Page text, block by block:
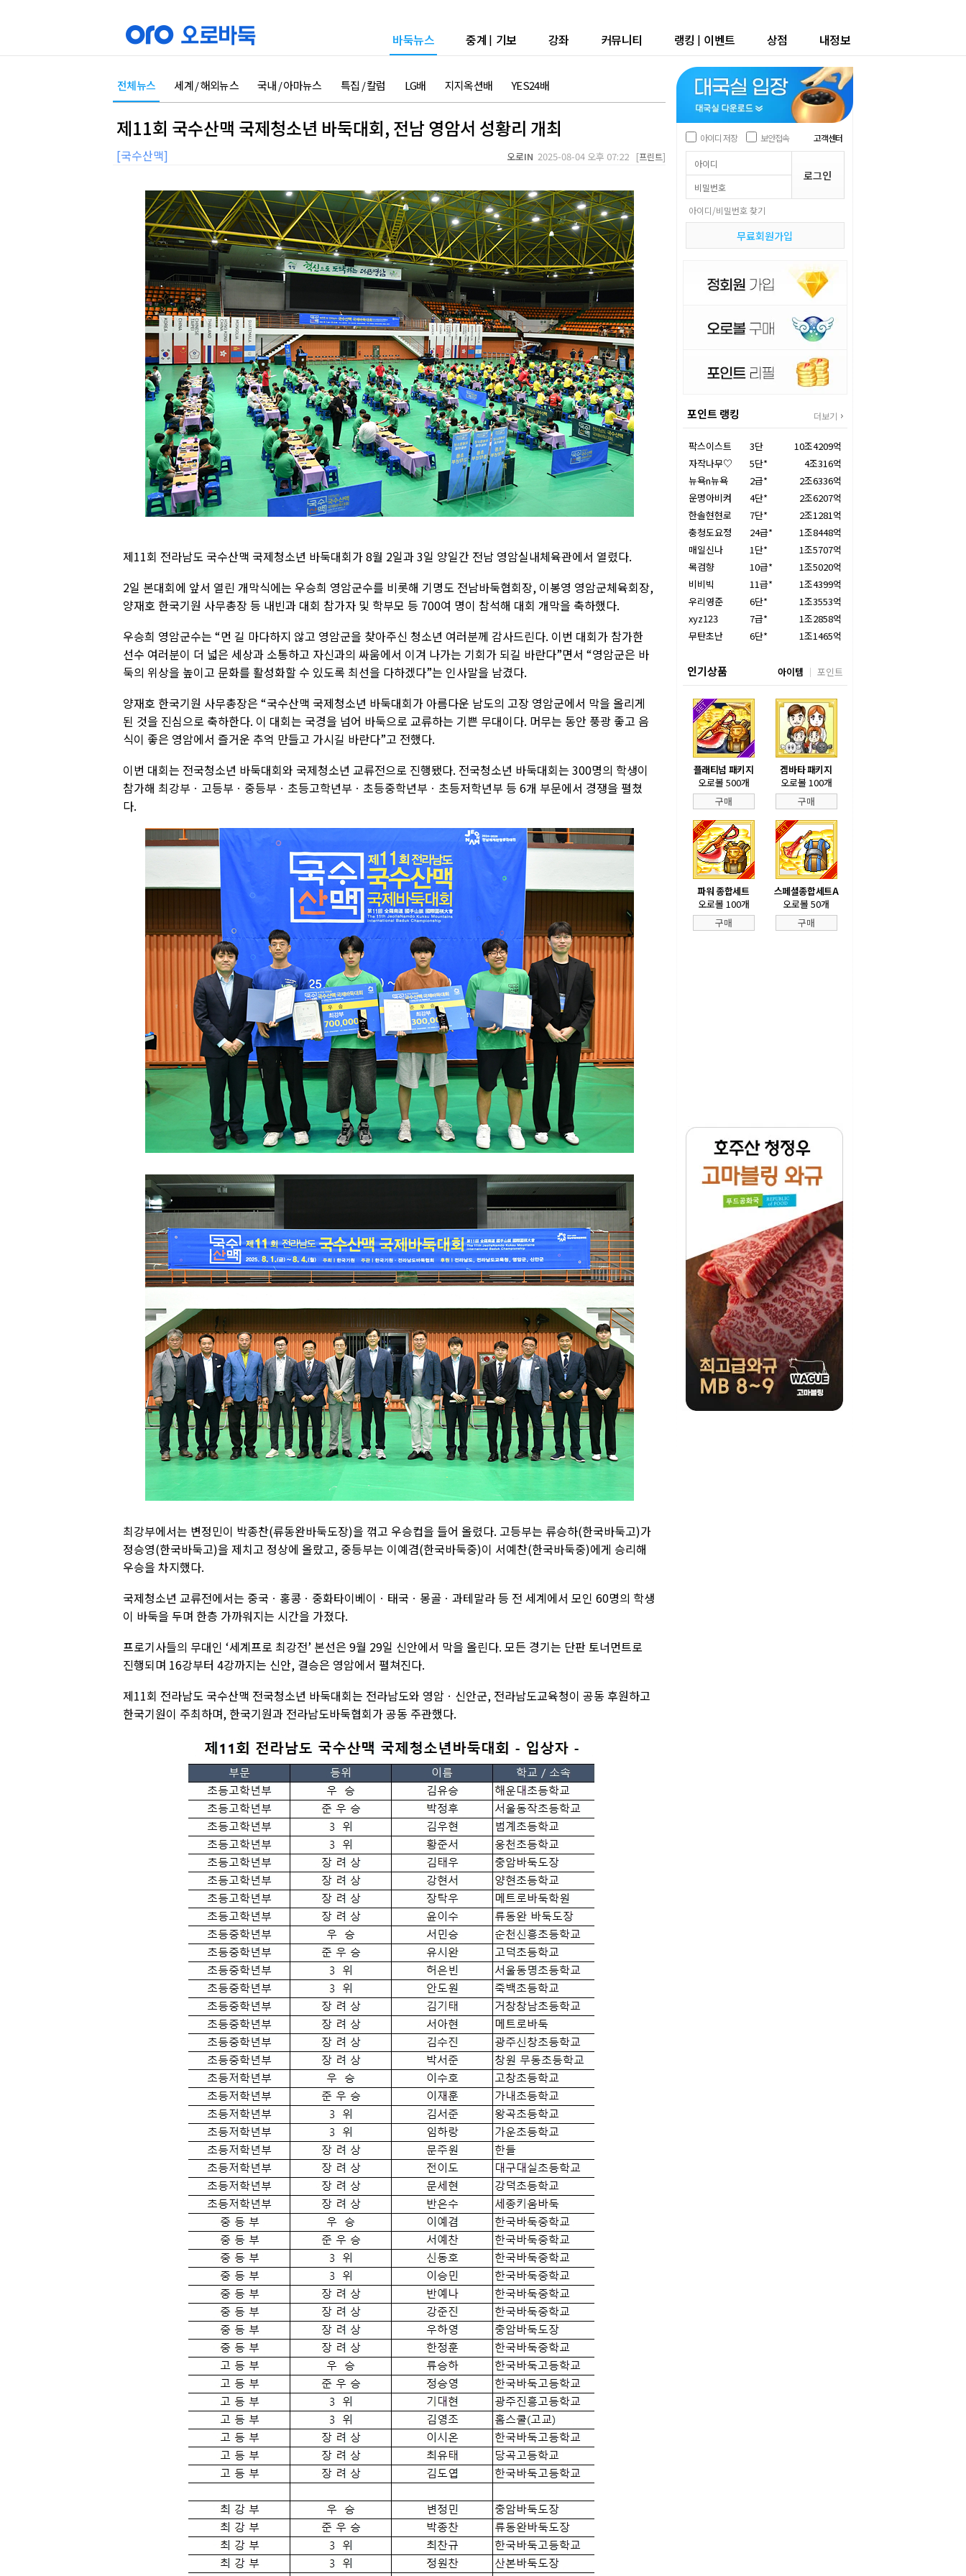
바둑뉴스 중계 | 기보 강좌 커뮤니티 랭킹 | 이벤트 상점 내정보
전체뉴스 세계 / 해외뉴스 국내 / 아마뉴스 특집 / 칼럼 LG배 지지옥션배 YES24배
제11회 국수산맥 국제청소년 바둑대회, 전남 영암서 성황리 개최
[국수산맥] 오로IN 2025-08-04 오후 07:22 [프린트]
제11회 전라남도 국수산맥 국제청소년 바둑대회가 8월 2일과 3일 양일간 전남 영암실내체육관에서 열렸다.
2일 본대회에 앞서 열린 개막식에는 우승희 영암군수를 비롯해 기명도 전남바둑협회장, 이봉영 영암군체육회장,
양재호 한국기원 사무총장 등 내빈과 대회 참가자 및 학부모 등 700여 명이 참석해 대회 개막을 축하했다.
우승희 영암군수는 “먼 길 마다하지 않고 영암군을 찾아주신 청소년 여러분께 감사드린다. 이번 대회가 참가한
선수 여러분이 더 넓은 세상과 소통하고 자신과의 싸움에서 이겨 나가는 기회가 되길 바란다”면서 “영암군은 바
둑의 위상을 높이고 문화를 활성화할 수 있도록 최선을 다하겠다”는 인사말을 남겼다.
양재호 한국기원 사무총장은 “국수산맥 국제청소년 바둑대회가 아름다운 남도의 고장 영암군에서 막을 올리게
된 것을 진심으로 축하한다. 이 대회는 국경을 넘어 바둑으로 교류하는 기쁜 무대이다. 머무는 동안 풍광 좋고 음
식이 좋은 영암에서 즐거운 추억 만들고 가시길 바란다”고 전했다.
이번 대회는 전국청소년 바둑대회와 국제청소년 교류전으로 진행됐다. 전국청소년 바둑대회는 300명의 학생이
참가해 최강부ㆍ고등부ㆍ중등부ㆍ초등고학년부ㆍ초등중학년부ㆍ초등저학년부 등 6개 부문에서 경쟁을 펼쳤
다.
최강부에서는 변정민이 박종찬(류동완바둑도장)을 꺾고 우승컵을 들어 올렸다. 고등부는 류승하(한국바둑고)가
정승영(한국바둑고)을 제치고 정상에 올랐고, 중등부는 이예겸(한국바둑중)이 서예찬(한국바둑중)에게 승리해
우승을 차지했다.
국제청소년 교류전에서는 중국ㆍ홍콩ㆍ중화타이베이ㆍ태국ㆍ몽골ㆍ과테말라 등 전 세계에서 모인 60명의 학생
이 바둑을 두며 한층 가까워지는 시간을 가졌다.
프로기사들의 무대인 ‘세계프로 최강전’ 본선은 9월 29일 신안에서 막을 올린다. 모든 경기는 단판 토너먼트로
진행되며 16강부터 4강까지는 신안, 결승은 영암에서 펼쳐진다.
제11회 전라남도 국수산맥 전국청소년 바둑대회는 전라남도와 영암ㆍ신안군, 전라남도교육청이 공동 후원하고
한국기원이 주최하며, 한국기원과 전라남도바둑협회가 공동 주관했다.
아이디 저장 보안접속 고객센터
아이디/비밀번호 찾기
무료회원가입
포인트 랭킹 더보기
팍스이스트 3단
10조4209억
자작나무♡
5단*
4조316억
뉴욕n뉴욕
2급*
2조6336억
운명아비켜
4단*
2조6207억
한솔현현로
7단*
2조1281억
충청도요정
24급*
1조8448억
매일신나
1단*
1조5707억
목검향
10급*
1조5020억
비비빅
11급*
1조4399억
우리영준
6단*
1조3553억
xyz123
7급*
1조2858억
무탄초난
6단* 1조1465억
인기상품 아이템 포인트
플래티넘 패키지
오로볼 500개
구매
겜바타 패키지
오로볼 100개
구매
파워 종합세트
오로볼 100개
구매
스페셜종합세트A
오로볼 50개
구매